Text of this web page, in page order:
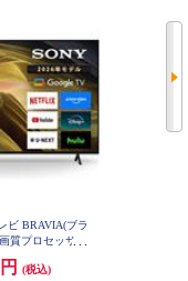
ビ BRAVIA(ブラ
質プロセッサー
55X81L
(税込)